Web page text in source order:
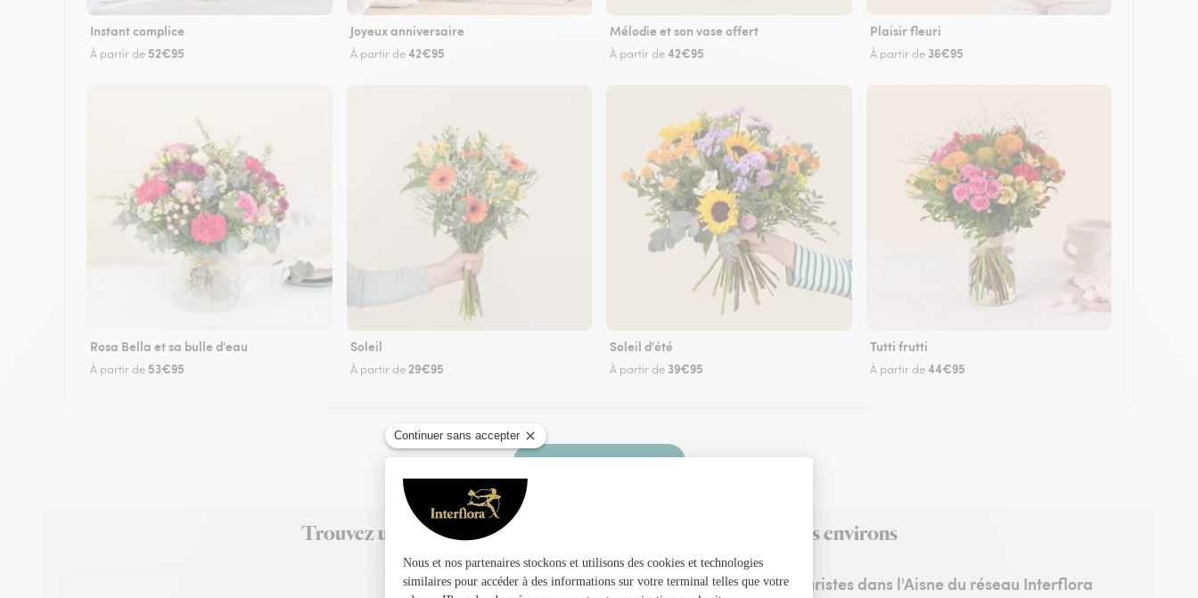
Instant complice
À partir de 52€95
Joyeux anniversaire
À partir de42€95
Mélodie et son vase offert
À partir de42€95
Plaisir fleuri
À partir de 36€95
Rosa Bella et sa bulle d'eau
À partir de 53€95
Soleil
À partir de 29€95
Soleil d'été
À partir de 39€95
Tutti frutti
À partir de44€95
Faire livrer des fleurs
Trouvez un fleuriste Interflora à Clacy-et-Thierret et dans ses environs
Les fleuristes dans l'Aisne du réseau Interflora